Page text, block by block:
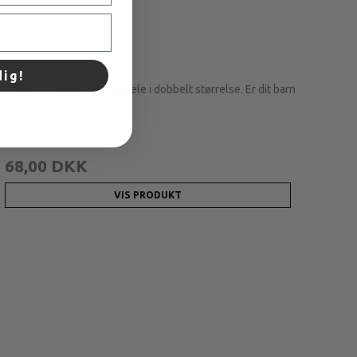
størrelse og overdele i dobbelt størrelse. Er dit barn
68,00 DKK
VIS PRODUKT